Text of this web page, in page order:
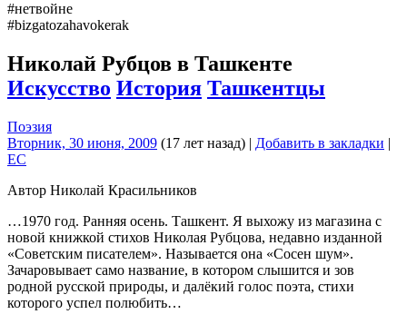
#нетвойне
#bizgatozahavokerak
Николай Рубцов в Ташкенте
Искусство История Ташкентцы
Поэзия
Вторник, 30 июня, 2009 (17 лет назад) | Добавить в закладки |
EC
Автор Николай Красильников
…1970 год. Ранняя осень. Ташкент. Я выхожу из магазина с
новой книжкой стихов Николая Рубцова, недавно изданной
«Советским писателем». Называется она «Сосен шум».
Зачаровывает само название, в котором слышится и зов
родной русской природы, и далёкий голос поэта, стихи
которого успел полюбить…